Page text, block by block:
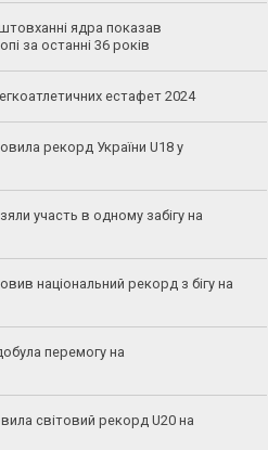
ядра показав
за останні 36 років
естафет 2024
рекорд України U18 у
участь в одному забігу на
національний рекорд з бігу на
перемогу на
світовий рекорд U20 на